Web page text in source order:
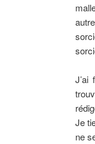
J’ai
Je
ne